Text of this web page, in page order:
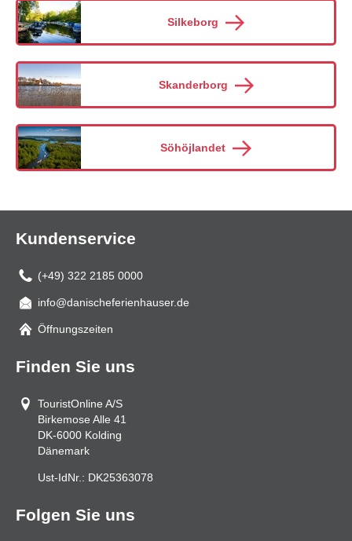
Silkeborg
Skanderborg
Söhöjlandet
Kundenservice
(+49) 322 2185 0000
Mail
info@danischeferienhauser.de
Öffnungszeiten
Finden Sie uns
TouristOnline A/S
Birkemose Alle 41
DK-6000 Kolding
Dänemark
Ust-IdNr.: DK25363078
Folgen Sie uns